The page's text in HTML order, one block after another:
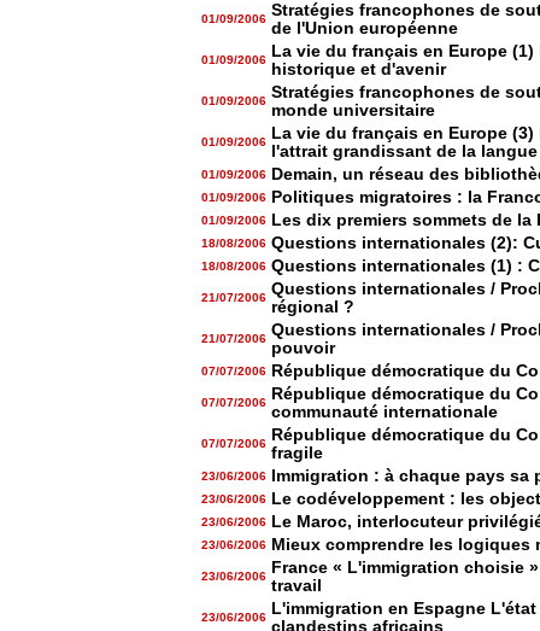
01/09/2006 Stratégies francophones de
de l'Union européenne
01/09/2006
La vie du français en Europe
historique et d'avenir
01/09/2006 Stratégies francophones de
monde universitaire
01/09/2006
La vie du français en Europe
l'attrait grandissant de la langue
01/09/2006 Demain, un réseau des
01/09/2006 Politiques migratoires : la
01/09/2006 Les dix premiers sommets de la
18/08/2006 Questions internationales (2):
18/08/2006 Questions internationales (1) :
21/07/2006 Questions internationales /
régional ?
21/07/2006 Questions internationales /
pouvoir
07/07/2006 République démocratique du
07/07/2006
République démocratique du
communauté internationale
07/07/2006
République démocratique du
fragile
23/06/2006 Immigration : à chaque pays sa
23/06/2006 Le codéveloppement : les
23/06/2006 Le Maroc, interlocuteur
23/06/2006 Mieux comprendre les logiques
23/06/2006
France « L'immigration choisie
travail
23/06/2006
L'immigration en Espagne
clandestins africains